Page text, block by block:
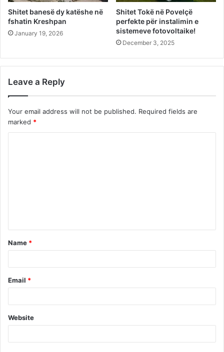
Shitet banesë dy katëshe në
fshatin Kreshpan
January 19, 2026
Shitet Tokë në Povelçë
perfekte për instalimin e
sistemeve fotovoltaike!
December 3, 2025
Leave a Reply
Your email address will not be published. Required fields are
marked *
t
*
Name *
Email *
Website